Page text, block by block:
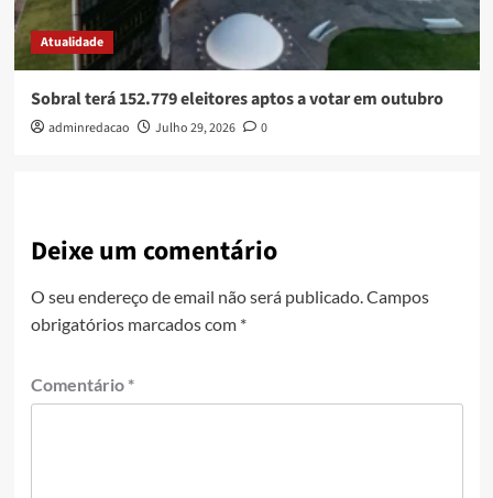
Atualidade
Sobral terá 152.779 eleitores aptos a votar em outubro
adminredacao Julho 29, 2026 0
Deixe um comentário
O seu endereço de email não será publicado. Campos
obrigatórios marcados com *
Comentário *